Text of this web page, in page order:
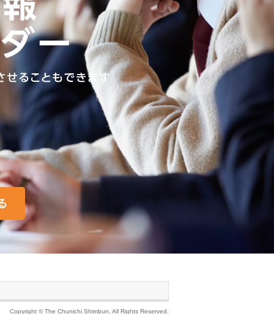
Copyright © The Chunichi Shimbun, All Rights Reserved.